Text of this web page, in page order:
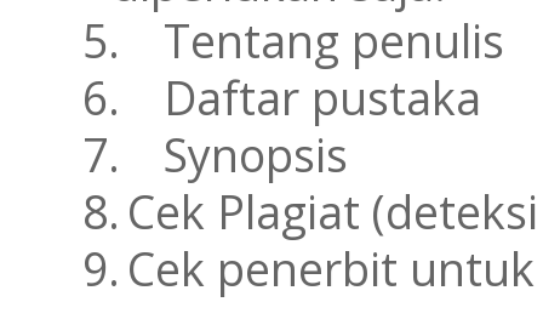
5.
Tentang penulis
6.
Daftar pustaka
7.
Synopsis
8. Cek Plagiat
9. Cek penerbit